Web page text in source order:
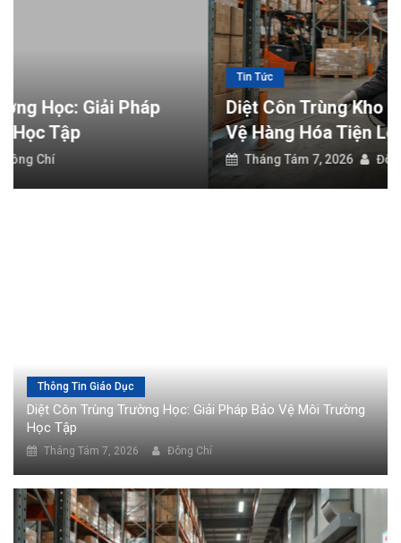
Diệt côn trùng nhà ở: Giải pháp bảo vệ không gian sống an toàn
Diệt côn trùng trường học: Giải pháp bảo vệ môi trường học tập
Diệt Côn Trùng Kho Hàng: Giải Pháp Bảo
Vệ Hàng Hóa Tiện Lợi
Tháng Tám 7, 2026 Đông Chí
Thông Tin Giáo Dục
Diệt Côn Trùng Trường Học: Giải Pháp Bảo Vệ Môi Trường
Học Tập
Tháng Tám 7, 2026 Đông Chí